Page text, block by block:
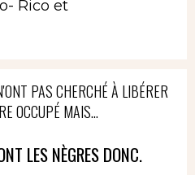
Rico et
PAS CHERCHÉ À LIBÉRER
OCCUPÉ MAIS...
LES NÈGRES DONC.